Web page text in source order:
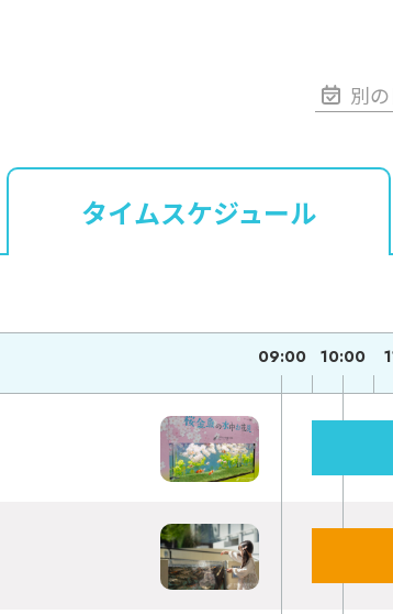
別
タイムスケジュール
09:00 10:00